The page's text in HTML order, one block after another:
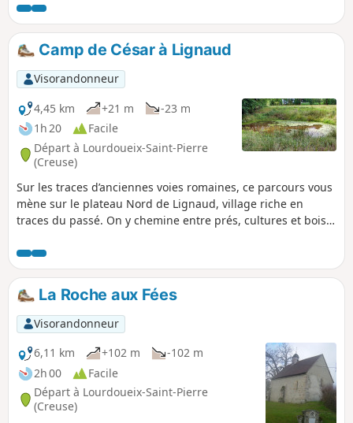
étang de Bourdessoule, ruisseau de la Lande et sa
passerelle formée de gros blocs de granite, Chêne de Not
(ou Nau) et château de la Lande.
Camp de César à Lignaud
Visorandonneur
4,45 km
+21 m
-23 m
1h 20
Facile
Départ à Lourdoueix-Saint-Pierre
(Creuse)
Sur les traces d’anciennes voies romaines, ce parcours vous
mène sur le plateau Nord de Lignaud, village riche en
traces du passé. On y chemine entre prés, cultures et bois
dont l’agencement cadastral révèle les caractéristiques d’un
camp romain. Patrimoine bâti ancien conséquent au cœur
du village.
La Roche aux Fées
Visorandonneur
6,11 km
+102 m
-102 m
2h 00
Facile
Départ à Lourdoueix-Saint-Pierre
(Creuse)